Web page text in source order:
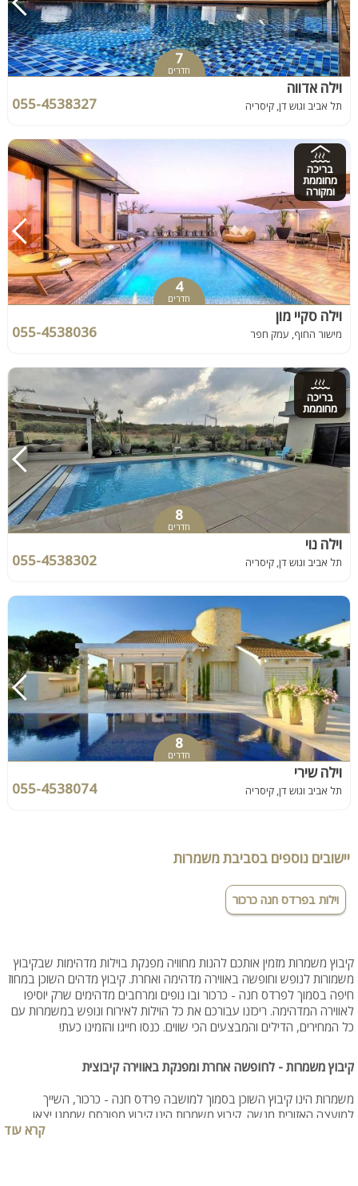
7
חדרים
וילה אדווה
תל אביב וגוש דן, קיסריה 055-4538327
בריכה
מחוממת
ומקורה
4
חדרים
וילה סקיי מון
מישור החוף, עמק חפר 055-4538036
בריכה
מחוממת
8
חדרים
וילה נוי
תל אביב וגוש דן, קיסריה 055-4538302
8
חדרים
וילה שירי
תל אביב וגוש דן, קיסריה 055-4538074
יישובים נוספים בסביבת משמרות
וילות בפרדס חנה כרכור
קיבוץ משמרות מזמין אותכם להנות מחוויה מפנקת בוילות מדהימות שבקיבוץ
משמורות לנופש וחופשה באווירה מדהימה ואחרת. קיבוץ מדהים השוכן במחוז
חיפה בסמוך לפרדס חנה - כרכור ובו נופים ומרחבים מדהימים שרק יוסיפו
לאווירה המדהימה. ריכזנו עבורכם את כל הוילות לאירוח ונופש במשמרות עם
כל המחירים, הדילים והמבצעים הכי שווים. כנסו חייגו והזמינו כעת!
קיבוץ משמרות - לחופשה אחרת ומפנקת באווירה קיבוצית
משמרות הינו קיבוץ השוכן בסמוך למושבה פרדס חנה - כרכור, השייך
למועצה האזורית מנשה. קיבוץ משמרות הינו קיבוץ מפורסם שממנו יצאו
מפורסמים גדולים ומכובדים מהזמר הישראלי, מאיר אריאל, שלום חנוך, חנן
קרא עוד